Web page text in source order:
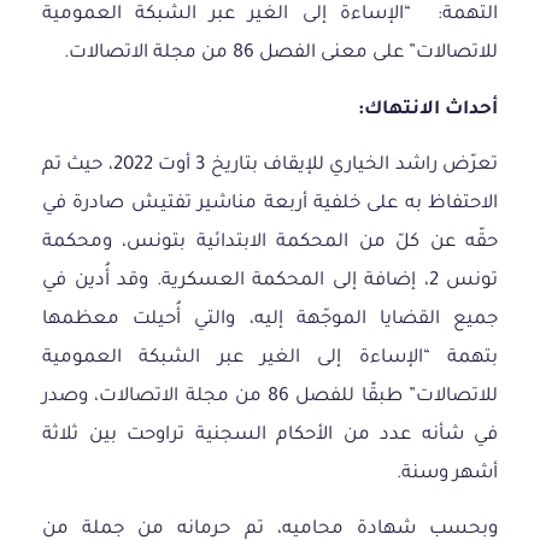
التهمة: “الإساءة إلى الغير عبر الشبكة العمومية
للاتصالات” على معنى الفصل 86 من مجلة الاتصالات.
أحداث الانتهاك:
تعرّض راشد الخياري للإيقاف بتاريخ 3 أوت 2022، حيث تم
الاحتفاظ به على خلفية أربعة مناشير تفتيش صادرة في
حقّه عن كلّ من المحكمة الابتدائية بتونس، ومحكمة
تونس 2، إضافة إلى المحكمة العسكرية. وقد أُدين في
جميع القضايا الموجّهة إليه، والتي أُحيلت معظمها
بتهمة “الإساءة إلى الغير عبر الشبكة العمومية
للاتصالات” طبقًا للفصل 86 من مجلة الاتصالات، وصدر
في شأنه عدد من الأحكام السجنية تراوحت بين ثلاثة
أشهر وسنة.
وبحسب شهادة محاميه، تم حرمانه من جملة من